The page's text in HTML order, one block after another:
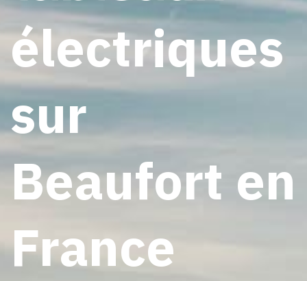
électriques
sur
Beaufort en
France